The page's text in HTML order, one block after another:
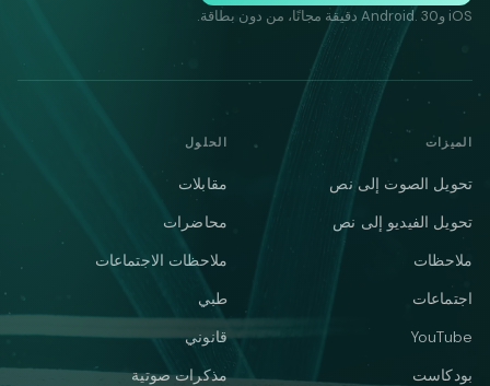
iOS وAndroid. 30 دقيقة مجانًا، من دون بطاقة.
الميزات
تحويل الصوت إلى نص
تحويل الفيديو إلى نص
ملاحظات
اجتماعات
YouTube
بودكاست
الحلول
مقابلات
محاضرات
ملاحظات الاجتماعات
طبي
قانوني
مذكرات صوتية